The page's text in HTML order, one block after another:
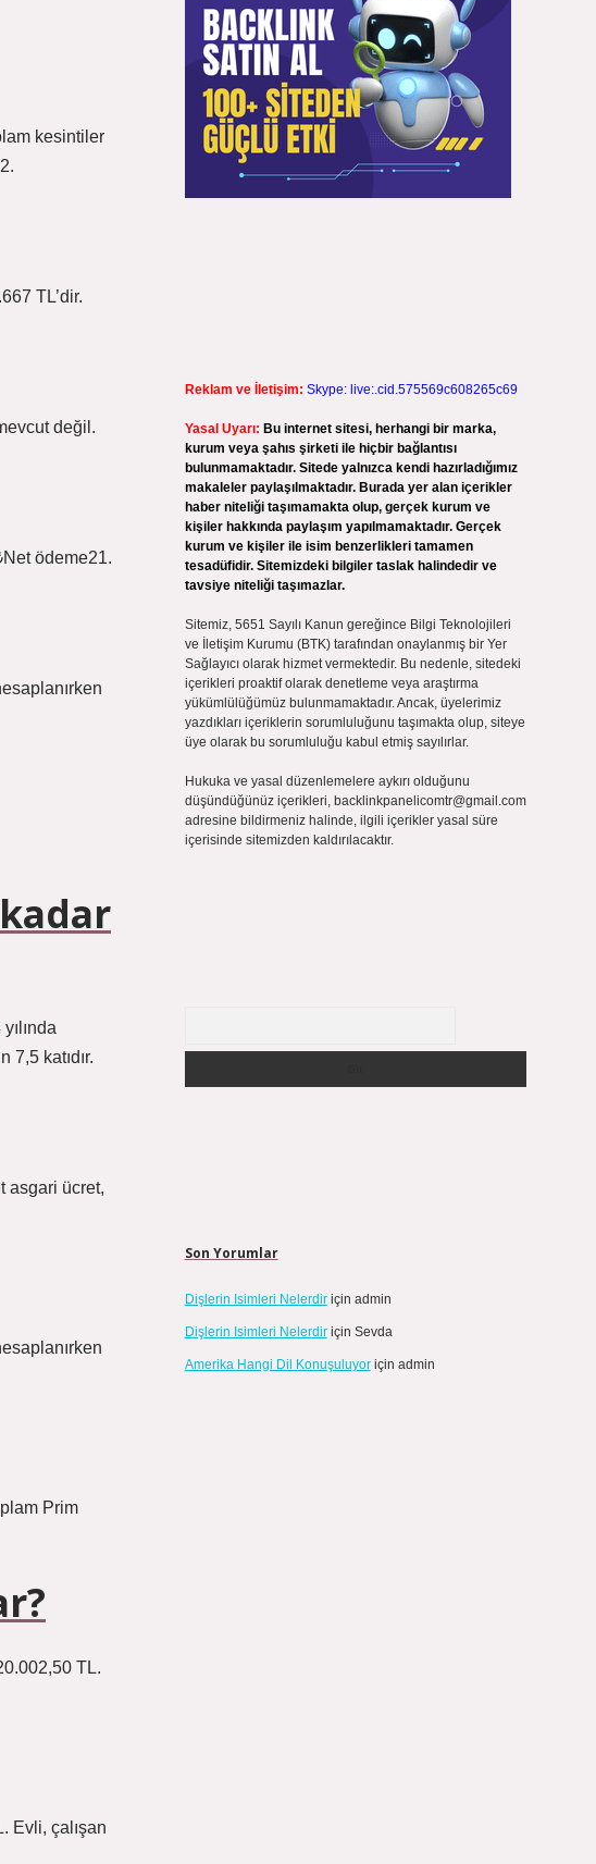
kesintiler
TL’dir.
değil.
ödeme21.
7,5 katıdır.
asgari ücret,
Prim
TL.
Evli, çalışan
Reklam ve İletişim: Skype: live:.cid.575569c608265c69
Yasal Uyarı: Bu internet sitesi, herhangi bir marka,
kurum veya şahıs şirketi ile hiçbir bağlantısı
bulunmamaktadır. Sitede yalnızca kendi hazırladığımız
makaleler paylaşılmaktadır. Burada yer alan içerikler
haber niteliği taşımamakta olup, gerçek kurum ve
kişiler hakkında paylaşım yapılmamaktadır. Gerçek
kurum ve kişiler ile isim benzerlikleri tamamen
tesadüfidir. Sitemizdeki bilgiler taslak halindedir ve
tavsiye niteliği taşımazlar.
Sitemiz, 5651 Sayılı Kanun gereğince Bilgi Teknolojileri
ve İletişim Kurumu (BTK) tarafından onaylanmış bir Yer
Sağlayıcı olarak hizmet vermektedir. Bu nedenle, sitedeki
içerikleri proaktif olarak denetleme veya araştırma
yükümlülüğümüz bulunmamaktadır. Ancak, üyelerimiz
yazdıkları içeriklerin sorumluluğunu taşımakta olup, siteye
üye olarak bu sorumluluğu kabul etmiş sayılırlar.
Hukuka ve yasal düzenlemelere aykırı olduğunu
düşündüğünüz içerikleri, backlinkpanelicomtr@gmail.com
adresine bildirmeniz halinde, ilgili içerikler yasal süre
içerisinde sitemizden kaldırılacaktır.
Son Yorumlar
Dişlerin Isimleri Nelerdiriçin admin
Dişlerin Isimleri Nelerdiriçin Sevda
Amerika Hangi Dil Konuşuluyoriçin admin